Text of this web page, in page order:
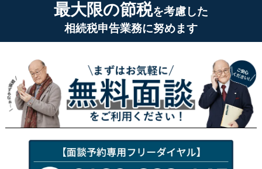
最大限の節税を考慮した
相続税申告業務に努めます